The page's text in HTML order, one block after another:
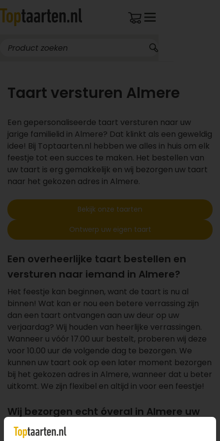
Taart versturen Almere
Een gepersonaliseerde taart versturen naar uw
jarige familielid in Almere? Dat klinkt als een geweldig
idee! Bij Toptaarten.nl hebben we alles in huis om elk
feestje tot een succes te maken. Het bestellen van
uw taart is erg gemakkelijk en wij bezorgen uw taart
naar het gekozen adres in Almere.
Bekijk onze taarten
Ontwerp uw eigen taart
Een overheerlijke taart bestellen en
versturen naar iemand in Almere?
Het feestje kan beginnen, want de taart is nu al
binnen! Wat kan er nou een betere verrassing zijn
dan een taart ontvangen aan uw deur op uw
verjaardag? Wij houden van heerlijke verrassingen.
Wanneer u vóór 17.00 uur bestelt, proberen wij deze
voor 10.00 uur de volgende dag te bezorgen. We
kunnen uw taart ook op een later moment bezorgen
bij het gekozen adres in Almere, wanneer dat u beter
uitkomt. We zijn flexibel en altijd in voor een feestje!
Wij bezorgen echt óveral in Almere uw
taart